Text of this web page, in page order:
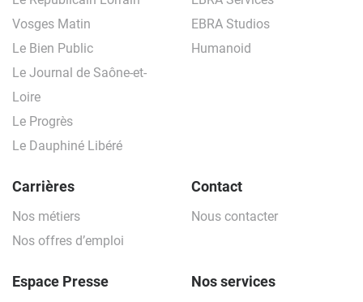
Vosges Matin
Le Bien Public
Le Journal de Saône-et-
Loire
Le Progrès
Le Dauphiné Libéré
EBRA Studios
Humanoid
Carrières
Nos métiers
Nos offres d’emploi
Espace Presse
Contact
Nous contacter
Nos services